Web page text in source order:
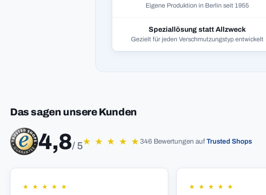
Eigene Produktion in Berlin seit 1955
Speziallösung statt Allzweck
Gezielt für jeden Verschmutzungstyp entwickelt
Das sagen unsere Kunden
4,8/ 5★ ★ ★ ★ ★346 Bewertungen aufTrusted Shops
★ ★ ★ ★ ★ ★ ★ ★ ★ ★